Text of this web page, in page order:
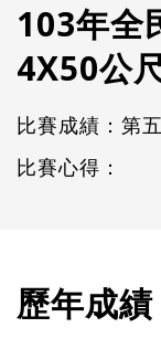
103年全
4X50公
比賽成績：第
比賽心得：
歷年成績